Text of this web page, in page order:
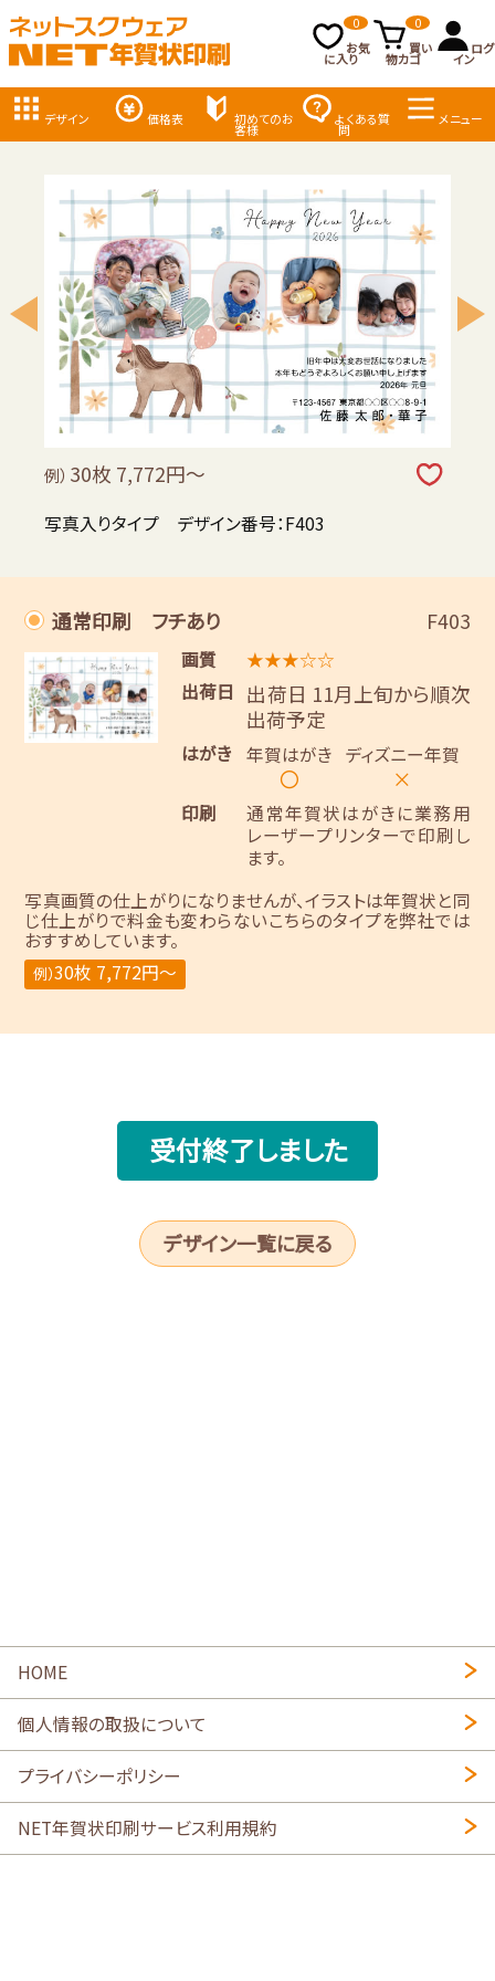
お気
に入り
0
買い
物カゴ
0
ログ
イン
デザイン 価格表 初めてのお
客様
よくある質
問
メニュー
例） 30枚 7,772円～
写真入りタイプ デザイン番号：F403
通常印刷 フチあり F403
画質
★★★☆☆
出荷日
出荷日 11月上旬から順次
出荷予定
はがき 年賀はがき
〇
ディズニー年賀
×
印刷
通常年賀状はがきに業務用
レーザープリンターで印刷し
ます。
写真画質の仕上がりになりませんが、イラストは年賀状と同
じ仕上がりで料金も変わらないこちらのタイプを弊社では
おすすめしています。
例）30枚 7,772円～
受付終了しました
デザイン一覧に戻る
HOME
個人情報の取扱について
プライバシーポリシー
NET年賀状印刷サービス利用規約